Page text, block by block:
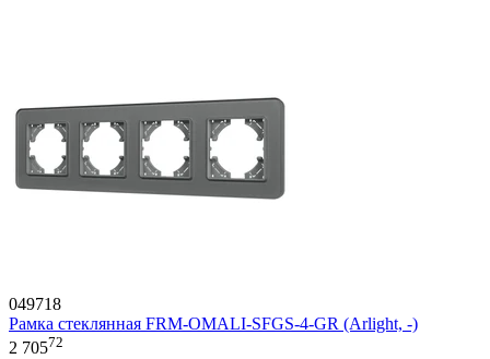
049718
Рамка стеклянная FRM-OMALI-SFGS-4-GR (Arlight, -)
2 70572